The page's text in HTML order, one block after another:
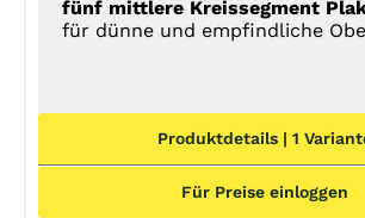
fünf mittlere Kreissegment
für dünne und empfindliche
Produktdetails | 1
Für Preise einloggen